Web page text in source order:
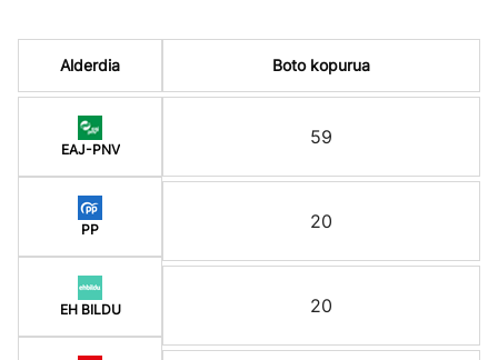
Alderdia
EAJ-PNV
PP
EH BILDU
Boto kopurua
59
20
20